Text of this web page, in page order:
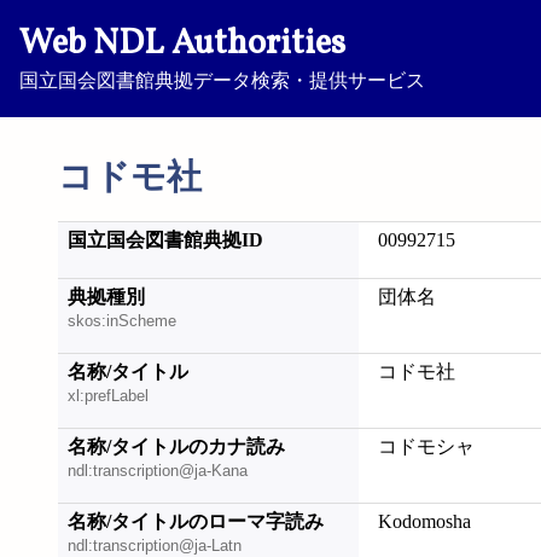
Web NDL Authorities
国立国会図書館典拠データ検索・提供サービス
コドモ社
国立国会図書館典拠ID 00992715
典拠種別
skos:inScheme
団体名
名称/タイトル
xl:prefLabel
コドモ社
名称/タイトルのカナ読み
ndl:transcription@ja-Kana
コドモシャ
名称/タイトルのローマ字読み
ndl:transcription@ja-Latn
Kodomosha